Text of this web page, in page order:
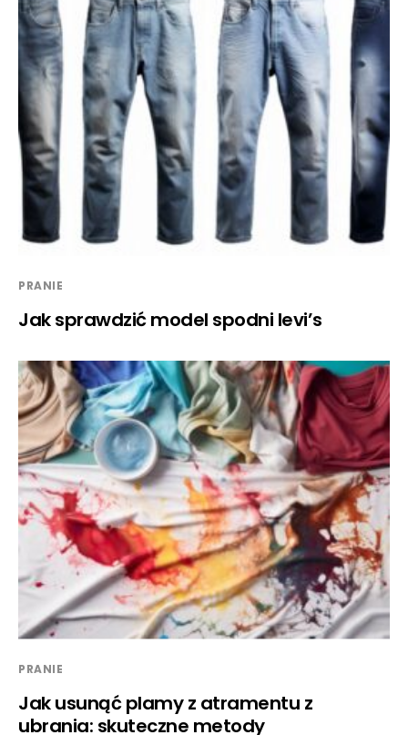
PRANIE
Jak sprawdzić model spodni levi’s
PRANIE
Jak usunąć plamy z atramentu z
ubrania: skuteczne metody